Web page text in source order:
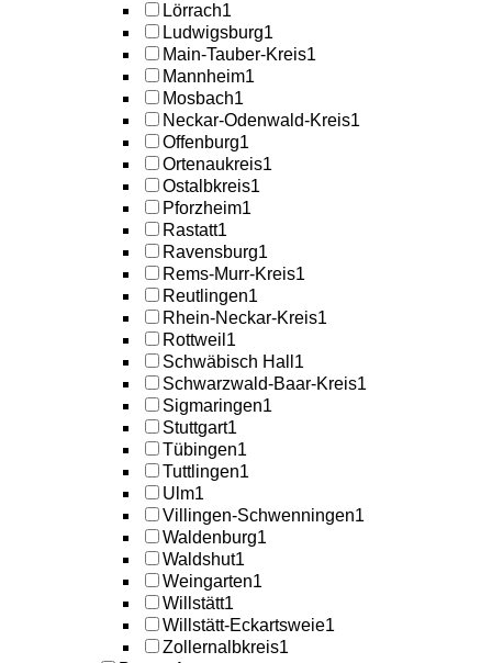
Lörrach1
Ludwigsburg1
Main-Tauber-Kreis1
Mannheim1
Mosbach1
Neckar-Odenwald-Kreis1
Offenburg1
Ortenaukreis1
Ostalbkreis1
Pforzheim1
Rastatt1
Ravensburg1
Rems-Murr-Kreis1
Reutlingen1
Rhein-Neckar-Kreis1
Rottweil 1
Schwäbisch Hall 1
Schwarzwald-Baar-Kreis1
Sigmaringen1
Stuttgart1
Tübingen1
Tuttlingen1
Ulm1
Villingen-Schwenningen1
Waldenburg1
Waldshut1
Weingarten1
Willstätt1
Willstätt-Eckartsweie1
Zollernalbkreis1